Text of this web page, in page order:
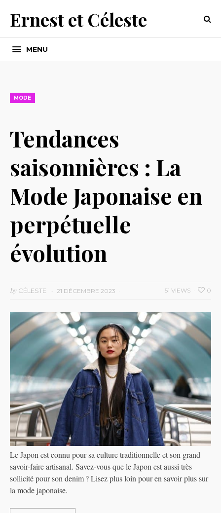
Ernest et Céleste
MENU
MODE
Tendances
saisonnières : La
Mode Japonaise en
perpétuelle
évolution
byCÉLESTE 21 DÉCEMBRE 2023 0
51 VIEWS
Le Japon est connu pour sa culture traditionnelle et son grand
savoir-faire artisanal. Savez-vous que le Japon est aussi très
sollicité pour son denim ? Lisez plus loin pour en savoir plus sur
la mode japonaise.